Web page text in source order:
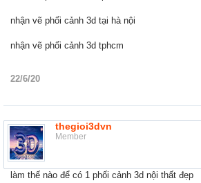
nhận vẽ phối cảnh 3d tại hà nội
nhận vẽ phối cảnh 3d tphcm
22/6/20
thegioi3dvn
Member
làm thế nào để có 1 phối cảnh 3d nội thất đẹp